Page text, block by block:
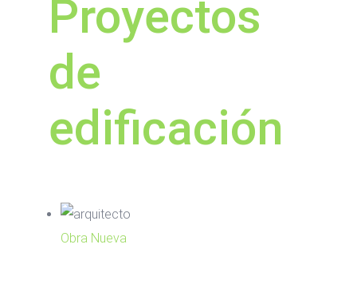
Proyectos
de
edificación
Obra Nueva